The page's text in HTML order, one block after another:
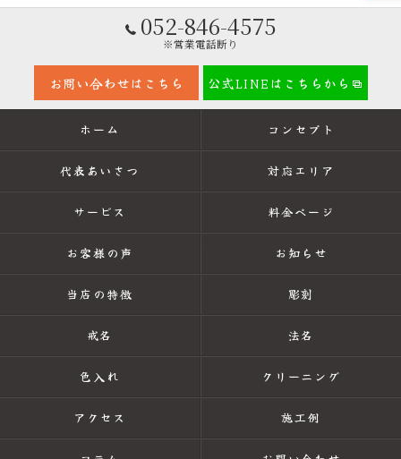
052-846-4575
※営業電話断り
お問い合わせはこちら 公式LINEはこちらから
ホーム コンセプト
代表あいさつ 対応エリア
サービス 料金ページ
お客様の声 お知らせ
当店の特徴 彫刻
戒名 法名
色入れ クリーニング
アクセス 施工例